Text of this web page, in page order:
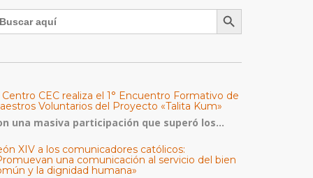
Botón de búsqueda
Centro CEC realiza el 1° Encuentro Formativo de
Voluntarios del Proyecto «Talita Kum»
una masiva participación que superó los...
XIV a los comunicadores católicos:
una comunicación al servicio del bien
y la dignidad humana»